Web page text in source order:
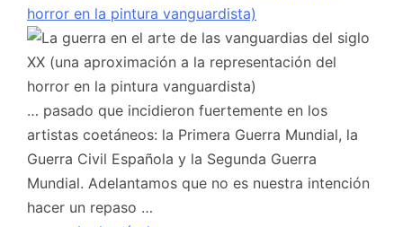
horror en la pintura vanguardista)
… pasado que incidieron fuertemente en los
artistas coetáneos: la Primera Guerra Mundial, la
Guerra Civil Española y la Segunda Guerra
Mundial. Adelantamos que no es nuestra intención
hacer un repaso …